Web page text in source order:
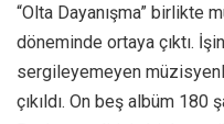
“Olta Dayanışma” birlikte
döneminde ortaya çıktı.
sergileyemeyen
çıkıldı. On beş albüm 180